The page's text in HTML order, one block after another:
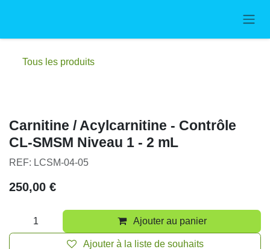
Tous les produits
Carnitine / Acylcarnitine - Contrôle
CL-SMSM Niveau 1 - 2 mL
REF: LCSM-04-05
250,00 €
Ajouter au panier
Ajouter à la liste de souhaits